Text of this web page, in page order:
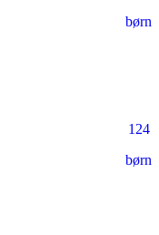
børn
124
børn